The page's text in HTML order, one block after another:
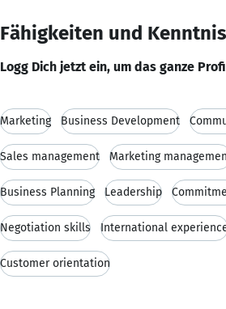
Fähigkeiten und
Logg Dich jetzt ein, um das ganze
Marketing Business Development
Sales management Marketing
Business Planning Leadership
Negotiation skills International
Customer orientation